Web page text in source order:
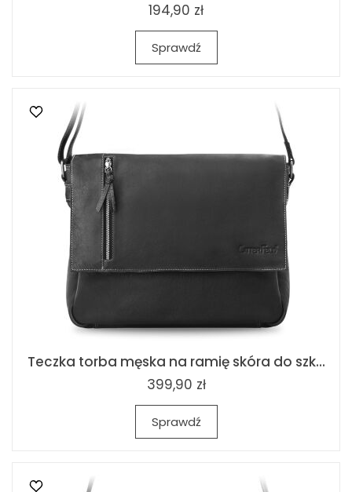
194,90 zł
Sprawdź
Teczka torba męska na ramię skóra do szk...
399,90 zł
Sprawdź